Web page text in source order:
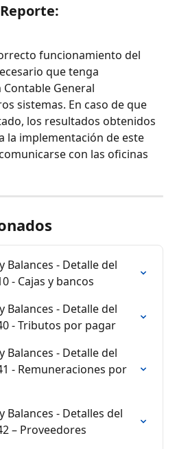
funcionamiento del
que tenga
General
sistemas. En caso de que
los resultados obtenidos
la implementación de este
con las oficinas
Balances - Detalle del
- Cajas y bancos
Balances - Detalle del
- Tributos por pagar
Balances - Detalle del
- Remuneraciones por
Balances - Detalles del
– Proveedores